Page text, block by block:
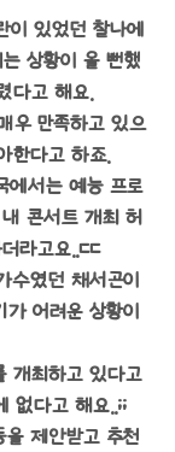
이 있었던 찰나에
상황이 올 뻔했
다고 해요.
우 만족하고 있으
한다고 하죠.
에서는 예능 프로
콘서트 개최 허
고요..ㄷㄷ
수였던 채서곤이
어려운 상황이
개최하고 있다고
없다고 해요..;;
을 제안받고 추천